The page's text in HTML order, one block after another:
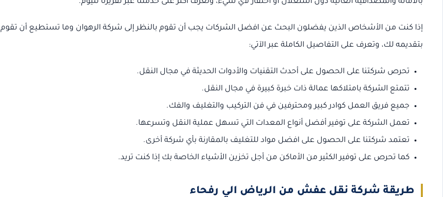
إذا كنت من الأشخاص الذين يفضلون البحث عن افضل الشركات يجب أن تقوم بالنظر إلى شركة الرهوان وما تستطيع أن تقوم
بتقديمه لك، وتعرف على التفاصيل الكاملة عبر الآتي:
تحرص شركتنا على الحصول على أحدث التقنيات والأدوات الحديثة في مجال النقل.
تتمتع الشركة بامتلاكها عمالة ذات خبرة كبيرة في مجال النقل.
جميع فريق العمل كوادر كبير ومحترفين في فن التركيب والتغليف والفك.
تعمل الشركة على توفير أفضل أنواع المعدات التي تسهل عملية النقل وتسرعها.
تعتمد شركتنا على الحصول على افضل مواد للتغليف بالمقارنة بأي شركة أخرى.
كما تحرص على توفير الكثير من الأماكن من أجل تخزين الأشياء الخاصة بك إذا كنت تريد.
طريقة شركة نقل عفش من الرياض الي رفحاء